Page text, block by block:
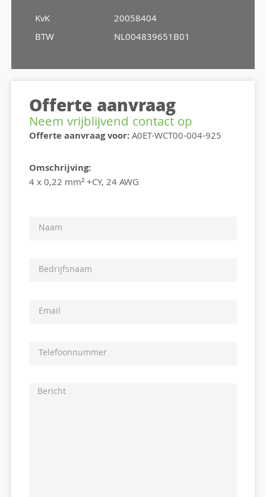
KvK
BTW
20058404
NL004839651B01
Offerte aanvraag
Neem vrijblijvend contact op
Offerte aanvraag voor:A0ET-WCT00-004-925
Omschrijving:
4 x 0,22 mm² +CY, 24 AWG